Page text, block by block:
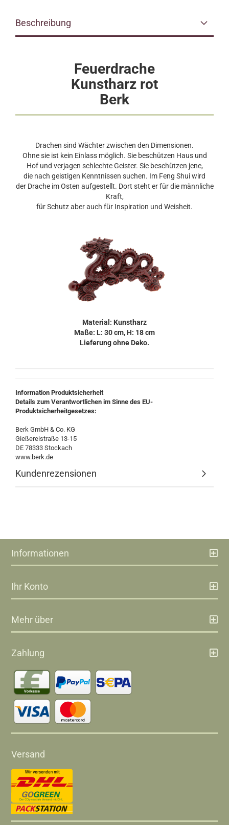
Beschreibung
Feuerdrache
Kunstharz rot
Berk
Drachen sind Wächter zwischen den Dimensionen.
Ohne sie ist kein Einlass möglich. Sie beschützen Haus und
Hof und verjagen schlechte Geister. Sie beschützen jene,
die nach geistigen Kenntnissen suchen. Im Feng Shui wird
der Drache im Osten aufgestellt. Dort steht er für die männliche
Kraft,
für Schutz aber auch für Inspiration und Weisheit.
Material: Kunstharz
Maße: L: 30 cm, H: 18 cm
Lieferung ohne Deko.
Information Produktsicherheit
Details zum Verantwortlichen im Sinne des EU-
Produktsicherheitgesetzes:
Berk GmbH & Co. KG
Gießereistraße 13-15
DE 78333 Stockach
www.berk.de
Kundenrezensionen
Informationen
Ihr Konto
Mehr über
Zahlung
Versand